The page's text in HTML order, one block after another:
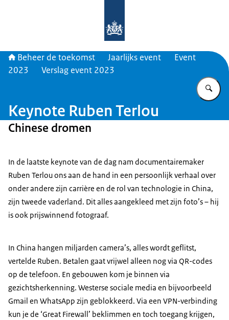
Beheer de toekomst Jaarlijks event
Event
2023
Verslag event 2023
Keynote Ruben Terlou
Chinese dromen
In de laatste keynote van de dag nam documentairemaker
Ruben Terlou ons aan de hand in een persoonlijk verhaal over
onder andere zijn carrière en de rol van technologie in China,
zijn tweede vaderland. Dit alles aangekleed met zijn foto’s – hij
is ook prijswinnend fotograaf.
In China hangen miljarden camera’s, alles wordt geflitst,
vertelde Ruben. Betalen gaat vrijwel alleen nog via QR-codes
op de telefoon. En gebouwen kom je binnen via
gezichtsherkenning. Westerse sociale media en bijvoorbeeld
Gmail en WhatsApp zijn geblokkeerd. Via een VPN-verbinding
kun je de ‘Great Firewall’ beklimmen en toch toegang krijgen,